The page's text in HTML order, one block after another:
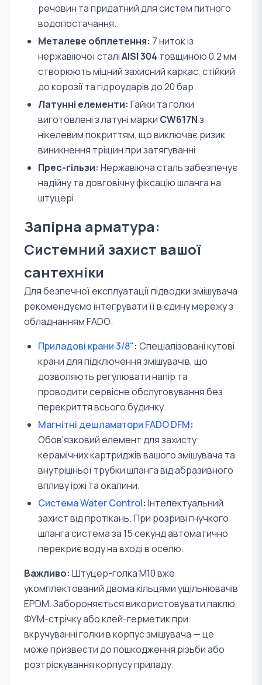
речовин та придатний для систем питного
водопостачання.
Металеве обплетення: 7 ниток із
нержавіючої сталіAISI 304 товщиною 0,2 мм
створюють міцний захисний каркас, стійкий
до корозії та гідроударів до 20 бар.
Латунні елементи: Гайки та голки
виготовлені з латуні марки CW617Nз
нікелевим покриттям, що виключає ризик
виникнення тріщин при затягуванні.
Прес-гільзи: Нержавіюча сталь забезпечує
надійну та довговічну фіксацію шланга на
штуцері.
Запірна арматура:
Системний захист вашої
сантехніки
Для безпечної експлуатації підводки змішувача
рекомендуємо інтегрувати її в єдину мережу з
обладнанням FADO:
Приладові крани 3/8": Спеціалізовані кутові
крани для підключення змішувачів, що
дозволяють регулювати напір та
проводити сервісне обслуговування без
перекриття всього будинку.
Магнітні дешламатори FADO DFM:
Обов'язковий елемент для захисту
керамічних картриджів вашого змішувача та
внутрішньої трубки шланга від абразивного
впливу іржі та окалини.
Система Water Control: Інтелектуальний
захист від протікань. При розриві гнучкого
шланга система за 15 секунд автоматично
перекриє воду на вході в оселю.
Важливо: Штуцер-голка M10 вже
укомплектований двома кільцями ущільнювачів
EPDM. Забороняється використовувати паклю,
ФУМ-стрічку або клей-герметик при
вкручуванні голки в корпус змішувача — це
може призвести до пошкодження різьби або
розтріскування корпусу приладу.